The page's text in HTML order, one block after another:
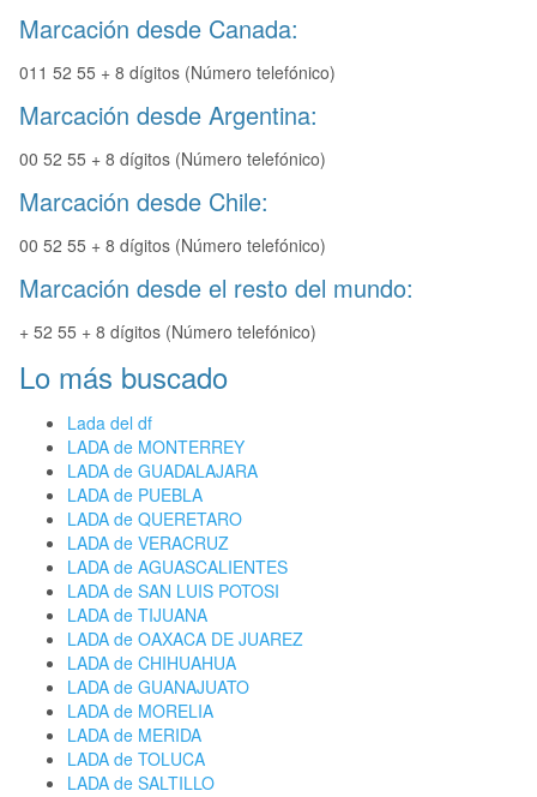
Marcación desde Canada:
011 52 55 + 8 dígitos (Número telefónico)
Marcación desde Argentina:
00 52 55 + 8 dígitos (Número telefónico)
Marcación desde Chile:
00 52 55 + 8 dígitos (Número telefónico)
Marcación desde el resto del mundo:
+ 52 55 + 8 dígitos (Número telefónico)
Lo más buscado
Lada del df
LADA de MONTERREY
LADA de GUADALAJARA
LADA de PUEBLA
LADA de QUERETARO
LADA de VERACRUZ
LADA de AGUASCALIENTES
LADA de SAN LUIS POTOSI
LADA de TIJUANA
LADA de OAXACA DE JUAREZ
LADA de CHIHUAHUA
LADA de GUANAJUATO
LADA de MORELIA
LADA de MERIDA
LADA de TOLUCA
LADA de SALTILLO